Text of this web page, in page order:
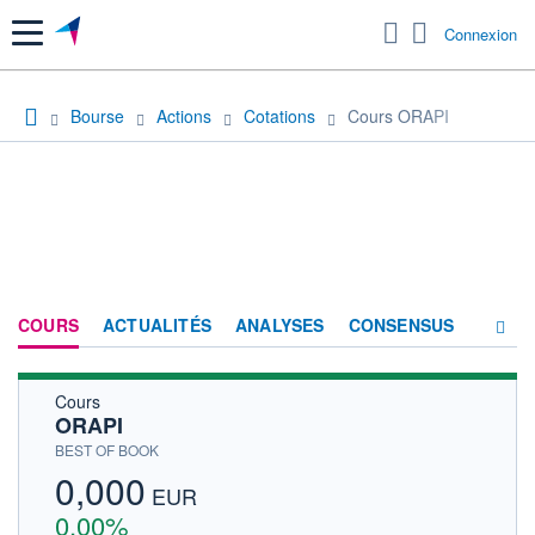
Menu Connexion
Bourse Actions Cotations Cours ORAPI
COURS ACTUALITÉS ANALYSES CONSENSUS
Cours
ORAPI
BEST OF BOOK
0,000 EUR
0,00%